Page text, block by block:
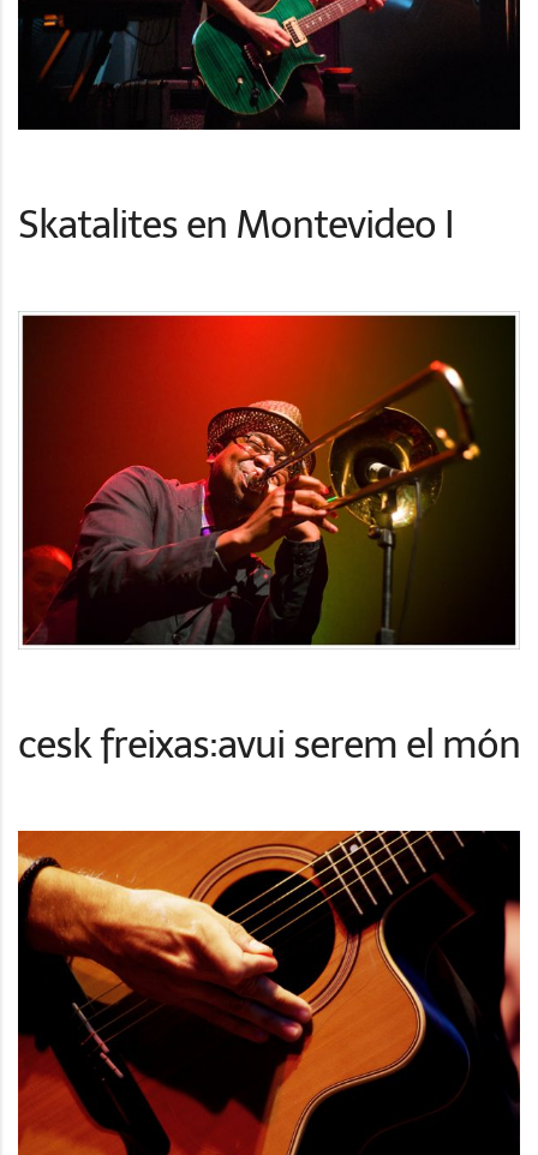
Skatalites en Montevideo I
cesk freixas:avui serem el món